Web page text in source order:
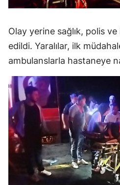
Olay yerine sağlık, polis
edildi. Yaralılar, ilk
ambulanslarla hastaneye